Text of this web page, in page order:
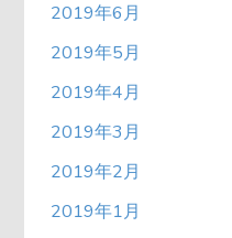
2019年6月
2019年5月
2019年4月
2019年3月
2019年2月
2019年1月